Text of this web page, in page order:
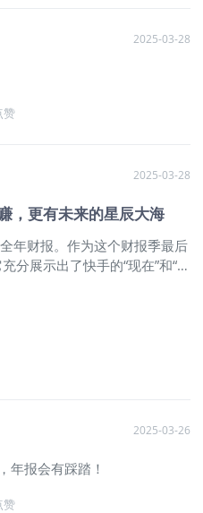
犯
先看
亿，
利润
GMV
别是
铁们
录连
的。
，第四
领完
的表
同比
季度的
。 有
2025-03-28
赞
2025-03-28
，更有未来的星辰大海
年财报。作为这个财报季最后
分展示出了快手的“现在”和“未
币，下同），同比增长
布前后，快手股价连续六天下
报发布前后，快手股价连续
然不同的景象。2023年首次
利润”的快手，去年更是大赚
153亿，同比2023年的64
2025-03-26
年报会有踩踏！
赞